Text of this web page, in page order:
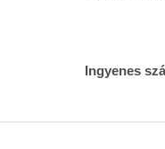
Ingyenes